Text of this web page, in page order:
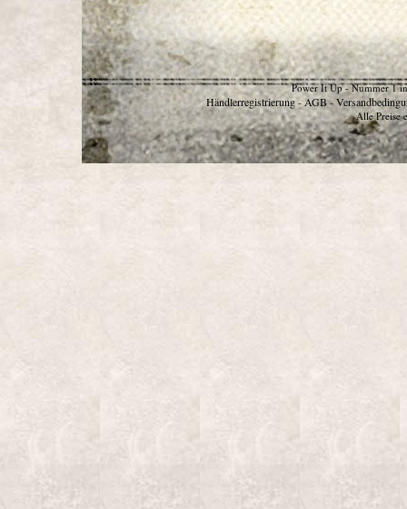
Power It Up - Nummer 1
Händlerregistrierung - AGB -
Alle Preise